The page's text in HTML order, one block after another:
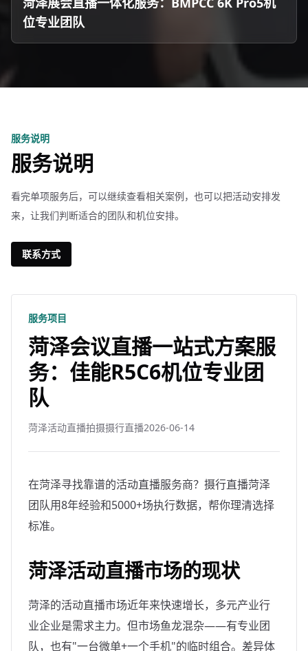
位专业团队
服务说明
服务说明
看完单项服务后，可以继续查看相关案例，也可以把活动安排发
来，让我们判断适合的团队和机位安排。
联系方式
服务项目
菏泽会议直播一站式方案服
务：佳能R5C6机位专业团
队
菏泽活动直播拍摄摄行直播2026-06-14
在菏泽寻找靠谱的活动直播服务商？摄行直播菏泽
团队用8年经验和5000+场执行数据，帮你理清选择
标准。
菏泽活动直播市场的现状
菏泽的活动直播市场近年来快速增长，多元产业行
业企业是需求主力。但市场鱼龙混杂——有专业团
队，也有"一台微单+一个手机"的临时组合。差异体